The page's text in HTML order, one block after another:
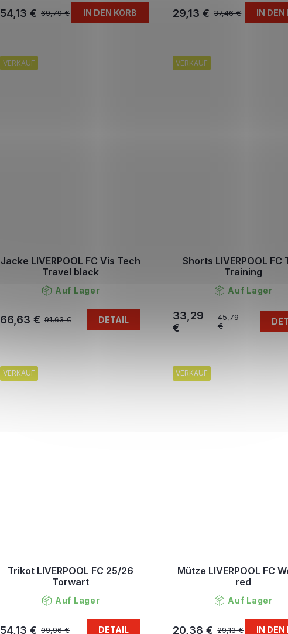
69,79 €
54,13 € IN DEN KORB 37,46 €
29,13 € IN DEN
VERKAUF
Jacke LIVERPOOL FC Vis Tech
Travel black
Auf Lager
91,63 €
66,63 € DETAIL
VERKAUF
Shorts LIVERPOOL FC
Training
Auf Lager
45,79
€
33,29
€
VERKAUF
Trikot LIVERPOOL FC 25/26
Torwart
Auf Lager
99,96 €
54,13 € DETAIL
VERKAUF
Mütze LIVERPOOL FC
red
Auf Lager
29,13 €
20,38 € IN DEN